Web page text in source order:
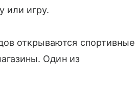
или игру.
открываются спортивные
Один из